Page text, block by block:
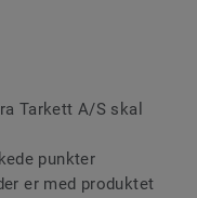
Tarkett A/S skal
punkter
er med produktet